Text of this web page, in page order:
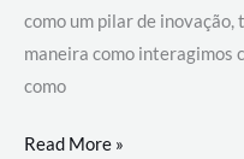
como um pilar de inovação,
maneira como interagimos
como
Desenvolvimento
Read More »